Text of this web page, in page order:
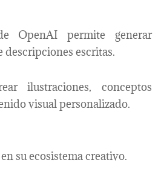
OpenAI permite generar
descripciones escritas.
ilustraciones, conceptos
visual personalizado.
su ecosistema creativo.